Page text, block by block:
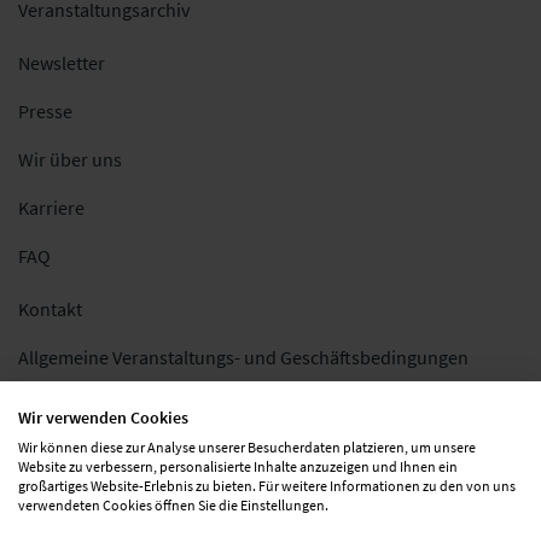
Veranstaltungsarchiv
Newsletter
Presse
Wir über uns
Karriere
FAQ
Kontakt
Allgemeine Veranstaltungs- und Geschäftsbedingungen
Datenschutz
Folgen Sie uns
Wir verwenden Cookies
Wir können diese zur Analyse unserer Besucherdaten platzieren, um unsere
Website zu verbessern, personalisierte Inhalte anzuzeigen und Ihnen ein
großartiges Website-Erlebnis zu bieten. Für weitere Informationen zu den von uns
verwendeten Cookies öffnen Sie die Einstellungen.